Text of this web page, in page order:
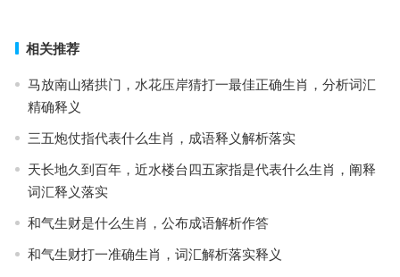
相关推荐
马放南山猪拱门，水花压岸猜打一最佳正确生肖，分析词汇
精确释义
三五炮仗指代表什么生肖，成语释义解析落实
天长地久到百年，近水楼台四五家指是代表什么生肖，阐释
词汇释义落实
和气生财是什么生肖，公布成语解析作答
和气生财打一准确生肖，词汇解析落实释义